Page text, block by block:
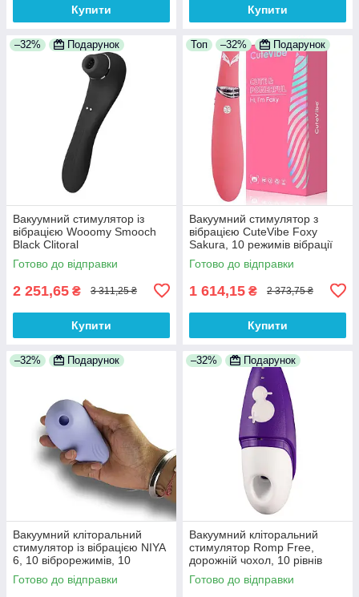
Купити Купити
–32% Подарунок
Вакуумний стимулятор із
вібрацією Wooomy Smooch
Black Clitoral
Suction&Vibration
Готово до відправки
2 251,65 ₴ 3 311,25 ₴
Купити
Топ –32% Подарунок
Вакуумний стимулятор з
вібрацією CuteVibe Foxy
Sakura, 10 режимів вібрації
для глибокої стимуляції точки
G
Готово до відправки
1 614,15 ₴ 2 373,75 ₴
Купити
–32% Подарунок
Вакуумний кліторальний
стимулятор із вібрацією NIYA
6, 10 віброрежимів, 10
вакуумно-хвильових режимів
Готово до відправки
–32% Подарунок
Вакуумний кліторальний
стимулятор Romp Free,
дорожній чохол, 10 рівнів
інтенсивності
Готово до відправки